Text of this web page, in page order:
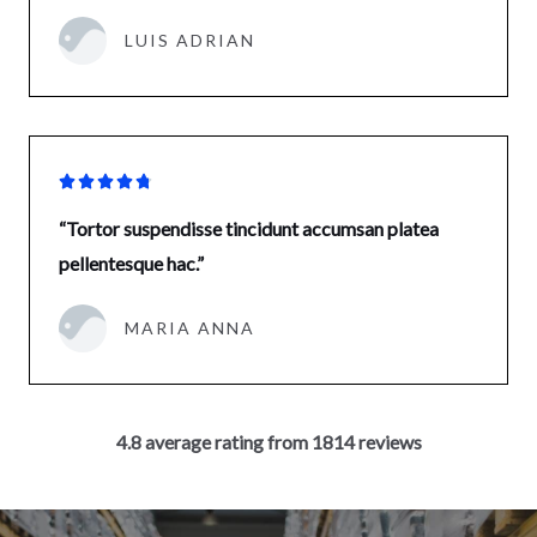
LUIS ADRIAN

“Tortor suspendisse tincidunt accumsan platea
pellentesque hac.”
MARIA ANNA
4.8 average rating from 1814 reviews